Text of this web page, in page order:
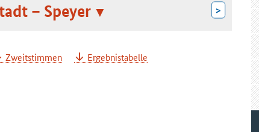
– Speyer >
Zweitstimmen Ergebnistabelle